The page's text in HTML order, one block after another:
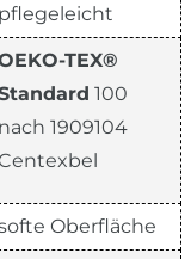
pflegeleicht
TEX®
100
nach 1909104
Oberfläche